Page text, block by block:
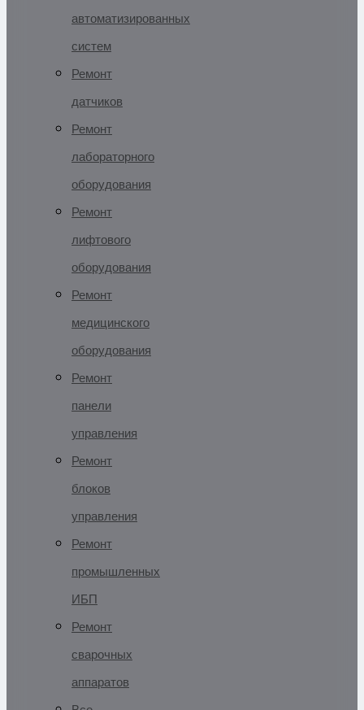
автоматизированных
систем
Ремонт
датчиков
Ремонт
лабораторного
оборудования
Ремонт
лифтового
оборудования
Ремонт
медицинского
оборудования
Ремонт
панели
управления
Ремонт
блоков
управления
Ремонт
промышленных
ИБП
Ремонт
сварочных
аппаратов